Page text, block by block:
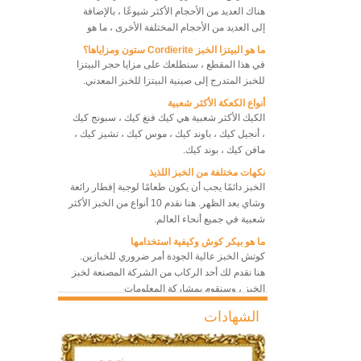
فرن برف دوار
8 صواني الفرن الحراري التجاري
فرن خبز الخبز الكهربائي
إلى العديد من الأحجام المختلفة الأخرى ، ما هو
حجم صينية الخبز التي يجب اختيارها؟ ما الذي يجب
أن نلاحظه بين صواني الخبز ذات الأحجام المختلفة ،
حتى نتمكن من اختيار الأفضل والأنسب ، أو اختيار
مجموعة من صواني الخبز بأحجام مختلفة ، للوصول
إلى أفضل أداء للخبز وأعلى كفاءة للخبز ، وتوفير
التكلفة لدفن المزيد من الصواني وتوفير العمالة
بقدر الإمكان.
في هذا المقطع ، سنطلعك على مزايا حجر البيتزا
للخبز المتدرج إلى صينية البيتزا للخبز المعدني.
الكيك الأكثر شعبية هي كيك فنغ كيك ، سبونج كيك
، أنجيل كيك ، باوند كيك ، موس كيك ، تشيز كيك ،
مافن كيك ، بوند كيك.
الخبز دائمًا يجب أن يكون طعامًا لوجبة إفطار رائعة
وشاي بعد الظهر. هنا نقدم 10 أنواع من الخبز الأكثر
شعبية في جميع أنحاء العالم.
كوتش الخبز عالية الجودة أمر ضروري للخبازين.
هنا نقدم لك أحد الركاب من الشركة المصنعة لخبز
الخبز ، وسنقوم بمشاركة المعلومات
والاستخدامات الخاصة بكعكة الخبز للكتان
المصنوعة من الكتان ، والتي تعد من المواد
الطبيعية الأكثر ملاءمة مثل couche's baker.
ما هي أفضل مادة معدنية لصينية الخبز؟
هذه هي الحقيقة تماما لا تزال ورقة الخبز المعدنية
هي الدور الرائد في سوق صواني الخبز بخصائصها
المتمثلة في سلامة الطعام ، والتوصيل الحراري
الشهادات